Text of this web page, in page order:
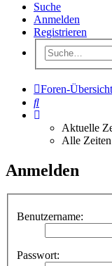
Suche
Anmelden
Registrieren
Foren-Übersicht
Suche
Aktuelle
Alle
Anmelden
Benutzername:
Passwort: